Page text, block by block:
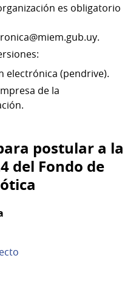
es obligatorio
electrónica (pendrive).
de la
postular a la
del Fondo de